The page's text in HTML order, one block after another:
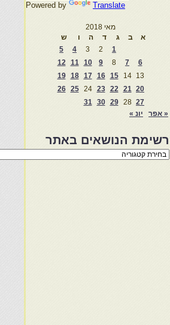
Powered by Translate
מאי 2018
א
ב ג ד ה ו
ש
1
2
3
4
5
6
7
8
9
10
11
12
13
14
15
16
17
18
19
20
21
22
23
24
25
26
27
28
29
30
31
« אפר
יונ »
רשימת הנושאים באתר
רשימת
הנושאים